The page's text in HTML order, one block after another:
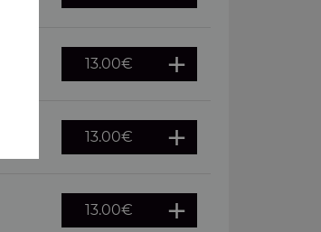
13.00€
13.00€
13.00€